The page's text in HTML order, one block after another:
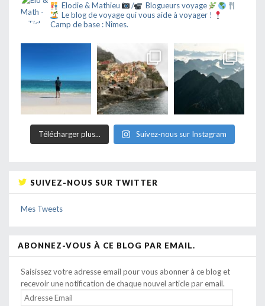
Elodie & Mathieu /
Blogueurs voyage
Le blog de voyage qui vous aide à voyager !
Camp de base : Nîmes.
Télécharger plus... Suivez-nous sur Instagram
SUIVEZ-NOUS SUR TWITTER
Mes Tweets
ABONNEZ-VOUS À CE BLOG PAR EMAIL.
Saisissez votre adresse email pour vous abonner à ce blog et
recevoir une notification de chaque nouvel article par email.
ADRESSE